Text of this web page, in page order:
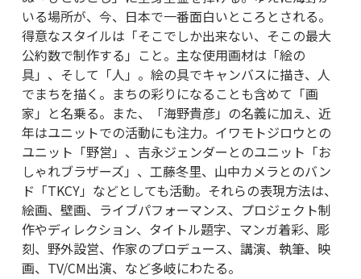
いる場所が、今、日本で一番面白いところとされる。
得意なスタイルは「そこでしか出来ない、そこの最大
公約数で制作する」こと。主な使用画材は「絵の
具」、そして「人」。絵の具でキャンバスに描き、人
でまちを描く。まちの彩りになることも含めて「画
家」と名乗る。また、「海野貴彦」の名義に加え、近
年はユニットでの活動にも注力。イワモトジロウとの
ユニット「野営」、吉永ジェンダーとのユニット「お
しゃれブラザーズ」、工藤冬里、山中カメラとのバン
ド「TKCY」などとしても活動。それらの表現方法は、
絵画、壁画、ライブパフォーマンス、プロジェクト制
作やディレクション、タイトル題字、マンガ着彩、彫
刻、野外設営、作家のプロデュース、講演、執筆、映
画、TV/CM出演、など多岐にわたる。